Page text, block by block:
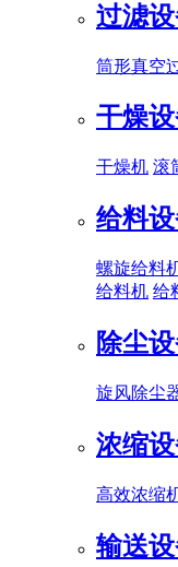
过滤
筒形真空
干燥
干燥机 滚
给料
螺旋给料
给料机 给
除尘
旋风除尘
浓缩
高效浓缩
输送